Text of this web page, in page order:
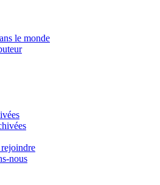
le monde
nous